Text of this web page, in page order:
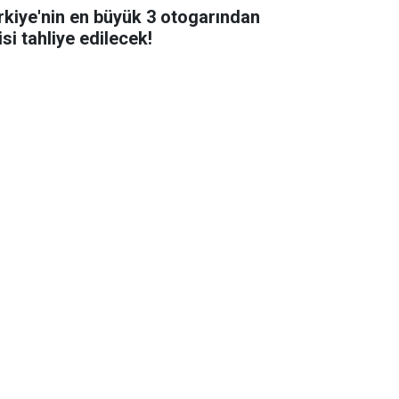
en büyük 3 otogarından
tahliye edilecek!